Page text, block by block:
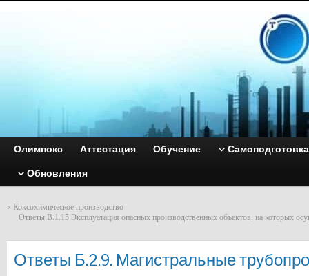
Олимпокс Аттестация Обучение Самоподготовка
Обновления
« Коксохимическое производство
Ответы B.1.15 Эксплуатация опасных производственных объектов, на которых
Ответы Б.2.9. Магистральные